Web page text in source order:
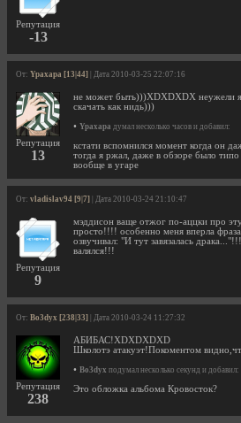
Репутация
-13
От: Ypaxapa [13|44] | Дата 2010-03-25 22:07:16
Репутация
13
не может быть)))XDXDXDX неужели
скачать как нидь)))
• Ypaxapa думал несколько часов и добавил:
кстати вспомнился момент когда он
тогда я ржал, даже в обзоре было
вообще в угаре
От: vladislav94 [9|7] | Дата 2010-03-24 21:10:47
Репутация
9
мэддисон ваще отжог по-аццки про
просто!!!! особенно меня вперла
озвучивал: "И тут завязалась
валялся!!!
От: Bo3dyx [238|33] | Дата 2010-03-24 11:27:32
Репутация
238
АБИБАС!XDXDXDXD
Школотэ атакуэт!Покоментом
• Bo3dyx подумал несколько секунд и добавил:
Это обложка альбома Кровосток?